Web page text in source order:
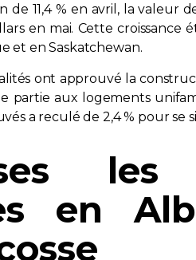
de 11,4 % en avril, la
en mai. Cette
et en Saskatchewan.
ont approuvé la
partie aux logements
a reculé de 2,4 % pour se
les
en